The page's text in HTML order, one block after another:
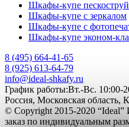
Шкафы-купе пескоструй
Шкафы-купе с зеркалом
Шкафы-купе с
Шкафы-купе эконом-
8 (495) 664-41-65
8 (925) 613-64-79
info@ideal-shkafy.ru
График работы:Вт.-Вс. 10:00-
Россия, Московская область,
© Copyright 2015-2020 “Ideal”
заказ по индивидуальным